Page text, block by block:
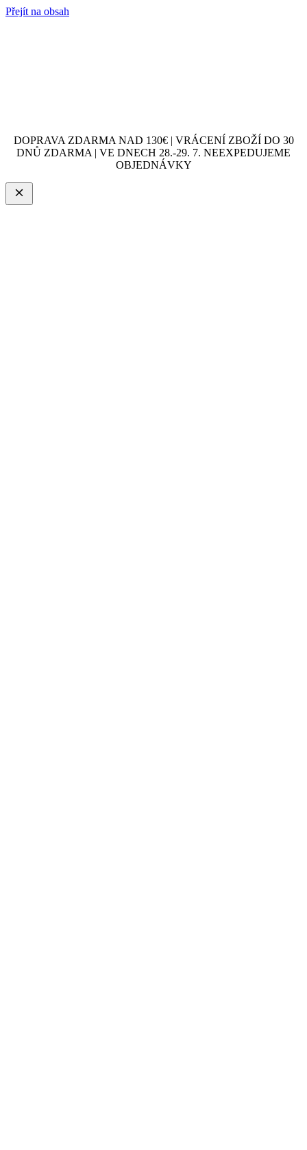
Přejít na obsah
DOPRAVA ZDARMA NAD 130€ | VRÁCENÍ ZBOŽÍ DO 30
DNŮ ZDARMA | VE DNECH 28.-29. 7. NEEXPEDUJEME
OBJEDNÁVKY